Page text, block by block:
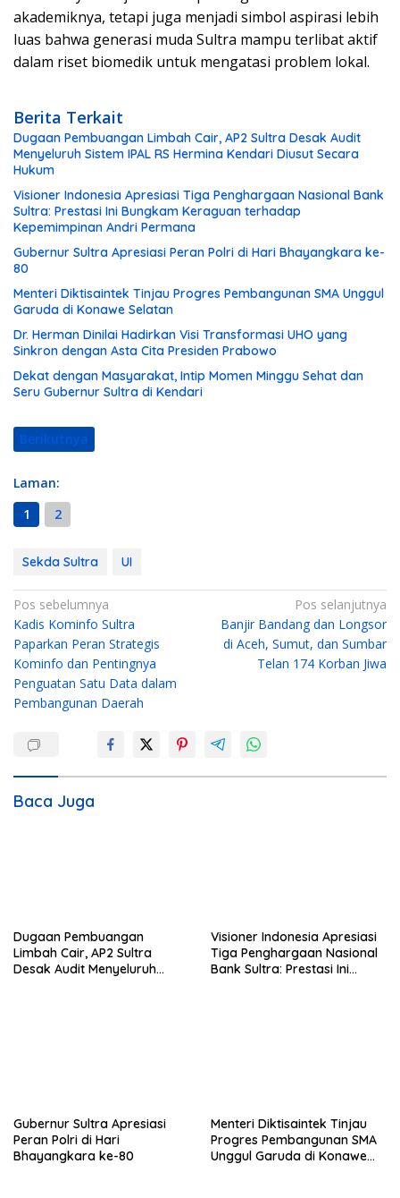
akademiknya, tetapi juga menjadi simbol aspirasi lebih
luas bahwa generasi muda Sultra mampu terlibat aktif
dalam riset biomedik untuk mengatasi problem lokal.
Berita Terkait
Dugaan Pembuangan Limbah Cair, AP2 Sultra Desak Audit
Menyeluruh Sistem IPAL RS Hermina Kendari Diusut Secara
Hukum
Visioner Indonesia Apresiasi Tiga Penghargaan Nasional Bank
Sultra: Prestasi Ini Bungkam Keraguan terhadap
Kepemimpinan Andri Permana
Gubernur Sultra Apresiasi Peran Polri di Hari Bhayangkara ke-
80
Menteri Diktisaintek Tinjau Progres Pembangunan SMA Unggul
Garuda di Konawe Selatan
Dr. Herman Dinilai Hadirkan Visi Transformasi UHO yang
Sinkron dengan Asta Cita Presiden Prabowo
Dekat dengan Masyarakat, Intip Momen Minggu Sehat dan
Seru Gubernur Sultra di Kendari
Berikutnya
Laman:
1
2
Sekda Sultra UI
N
a
v
i
g
i
p
Pos sebelumnya
Kadis Kominfo Sultra
Paparkan Peran Strategis
Kominfo dan Pentingnya
Penguatan Satu Data dalam
Pembangunan Daerah
Pos selanjutnya
Banjir Bandang dan Longsor
di Aceh, Sumut, dan Sumbar
Telan 174 Korban Jiwa
Baca Juga
Dugaan Pembuangan
Limbah Cair, AP2 Sultra
Desak Audit Menyeluruh
Visioner Indonesia Apresiasi
Tiga Penghargaan Nasional
Bank Sultra: Prestasi Ini
Gubernur Sultra Apresiasi
Peran Polri di Hari
Bhayangkara ke-80
Menteri Diktisaintek Tinjau
Progres Pembangunan SMA
Unggul Garuda di Konawe